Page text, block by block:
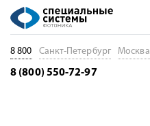
8 800 Санкт-Петербург Москва
8 (800) 550-72-97